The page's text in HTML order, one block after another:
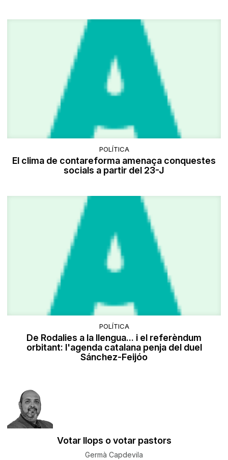
POLÍTICA
El clima de contareforma amenaça conquestes
socials a partir del 23-J
POLÍTICA
De Rodalies a la llengua... i el referèndum
orbitant: l'agenda catalana penja del duel
Sánchez-Feijóo
Votar llops o votar pastors
Germà Capdevila